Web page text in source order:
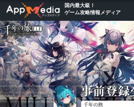
国内最大級！
ゲーム攻略情報メディア